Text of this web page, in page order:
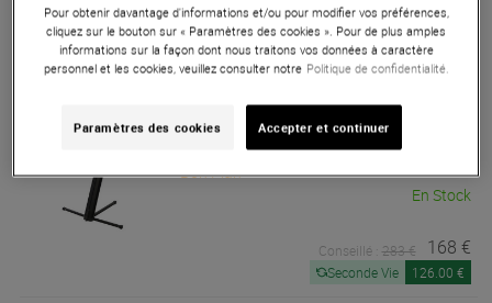
En Stock
Conseillé :123 € 92 €
Adam HallSKS 22 XB Stand clavier
Bon Plan
En Stock
Conseillé : 283 € 168 €
Seconde Vie 126.00 €
Pour obtenir davantage d'informations et/ou pour modifier vos préférences,
cliquez sur le bouton sur « Paramètres des cookies ». Pour de plus amples
informations sur la façon dont nous traitons vos données à caractère
personnel et les cookies, veuillez consulter notre Politique de confidentialité.
Paramètres des cookies Accepter et continuer